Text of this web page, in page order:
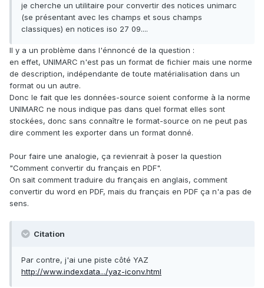
je cherche un utilitaire pour convertir des notices unimarc
(se présentant avec les champs et sous champs
classiques) en notices iso 27 09....
Il y a un problème dans l'énnoncé de la question :
en effet, UNIMARC n'est pas un format de fichier mais une norme
de description, indépendante de toute matérialisation dans un
format ou un autre.
Donc le fait que les données-source soient conforme à la norme
UNIMARC ne nous indique pas dans quel format elles sont
stockées, donc sans connaître le format-source on ne peut pas
dire comment les exporter dans un format donné.
Pour faire une analogie, ça revienrait à poser la question
"Comment convertir du français en PDF".
On sait comment traduire du français en anglais, comment
convertir du word en PDF, mais du français en PDF ça n'a pas de
sens.
Citation
Par contre, j'ai une piste côté YAZ
http://www.indexdata.../yaz-iconv.html